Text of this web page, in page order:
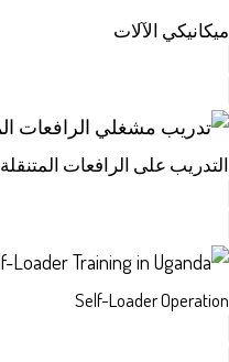
ميكانيكي الآلات
التدريب على الرافعات المتنقلة
Self-Loader Operation